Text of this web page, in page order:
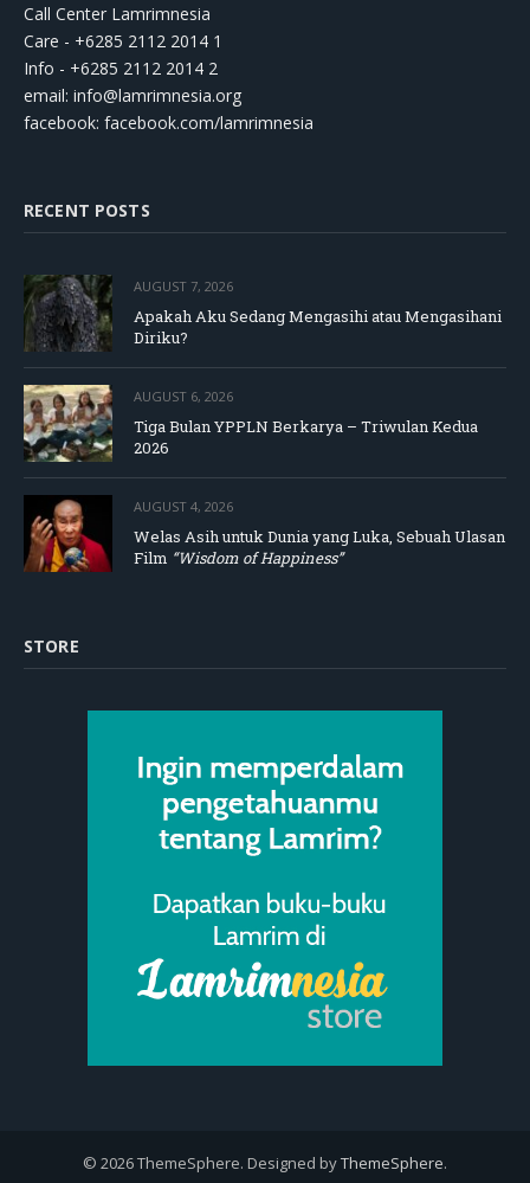
Call Center Lamrimnesia
Care - +6285 2112 2014 1
Info - +6285 2112 2014 2
email: info@lamrimnesia.org
facebook: facebook.com/lamrimnesia
RECENT POSTS
AUGUST 7, 2026
Apakah Aku Sedang Mengasihi atau Mengasihani
Diriku?
AUGUST 6, 2026
Tiga Bulan YPPLN Berkarya – Triwulan Kedua
2026
AUGUST 4, 2026
Welas Asih untuk Dunia yang Luka, Sebuah Ulasan
Film “Wisdom of Happiness”
STORE
© 2026 ThemeSphere. Designed byThemeSphere.